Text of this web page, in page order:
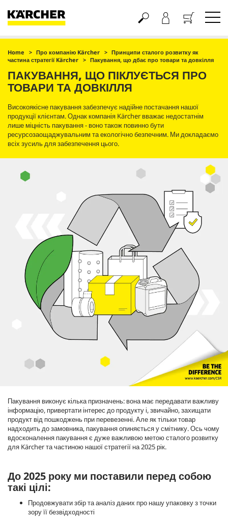
Кошик
Home Про компанію Kärcher
Принципи сталого розвитку як
частина стратегії Kärcher
Пакування, що дбає про товари та довкілля
ПАКУВАННЯ, ЩО ПІКЛУЄТЬСЯ ПРО
ТОВАРИ ТА ДОВКІЛЛЯ
Високоякісне пакування забезпечує надійне постачання нашої
продукції клієнтам. Однак компанія Kärcher вважає недостатнім
лише міцність пакування - воно також повинно бути
ресурсозаощаджувальним та екологічно безпечним. Ми докладаємо
всіх зусиль для забезпечення цього.
Пакування виконує кілька призначень: вона має передавати важливу
інформацію, привертати інтерес до продукту і, звичайно, захищати
продукт від пошкоджень при перевезенні. Але як тільки товар
надходить до замовника, пакування опиняється у смітнику. Ось чому
вдосконалення пакування є дуже важливою метою сталого розвитку
для Kärcher та частиною нашої стратегії на 2025 рік.
До 2025 року ми поставили перед собою
такі цілі:
Продовжувати збір та аналіз даних про нашу упаковку з точки
зору її безвідходності